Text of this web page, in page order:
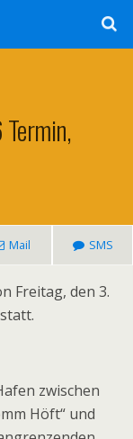
Mail SMS
Freitag, den 3.
zwischen
Höft“ und